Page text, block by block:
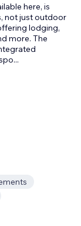
here, is
not just outdoor
lodging,
more. The
...